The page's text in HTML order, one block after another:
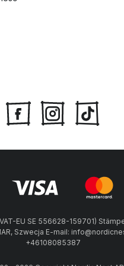
EU SE 556628-159701)
Szwecja E-mail:
+46108085387